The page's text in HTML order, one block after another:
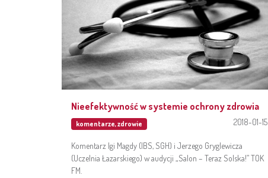
Nieefektywność w systemie ochrony zdrowia
komentarze,zdrowie 2018-01-15
Komentarz Igi Magdy (IBS, SGH) i Jerzego Gryglewicza
(Uczelnia Łazarskiego) w audycji „Salon – Teraz Solska!” TOK
FM.